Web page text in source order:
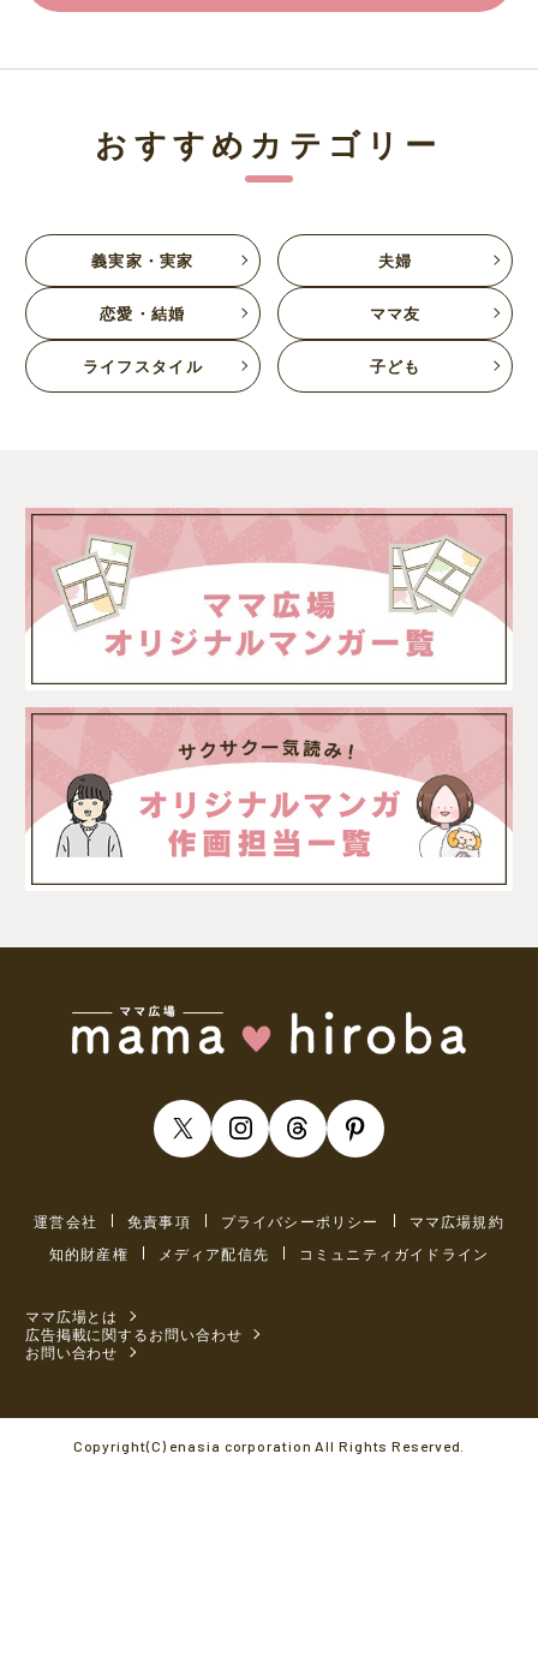
おすすめカテゴリー
義実家・実家 夫婦
恋愛・結婚 ママ友
ライフスタイル 子ども
運営会社 免責事項 プライバシーポリシー
ママ広場規約
知的財産権
メディア配信先 コミュニティガイドライン
ママ広場とは
広告掲載に関するお問い合わせ
お問い合わせ
Copyright(C) enasia corporation All Rights Reserved.